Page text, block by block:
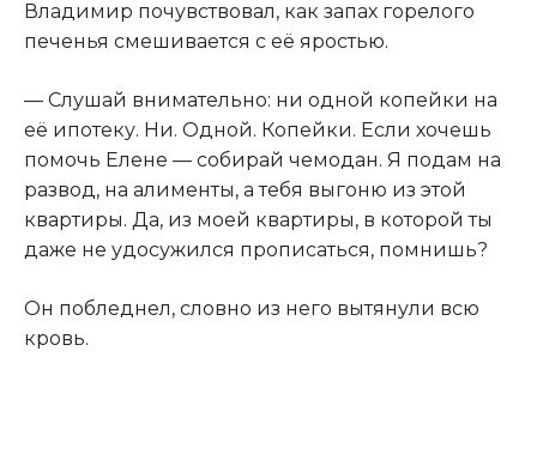
Владимир почувствовал, как запах горелого
печенья смешивается с её яростью.
— Слушай внимательно: ни одной копейки на
её ипотеку. Ни. Одной. Копейки. Если хочешь
помочь Елене — собирай чемодан. Я подам на
развод, на алименты, а тебя выгоню из этой
квартиры. Да, из моей квартиры, в которой ты
даже не удосужился прописаться, помнишь?
Он побледнел, словно из него вытянули всю
кровь.